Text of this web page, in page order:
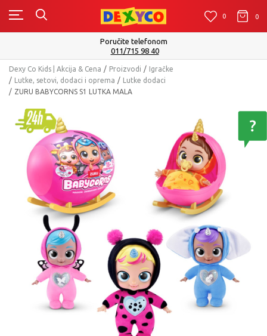
0 0 0
Poručite telefonom
011/715 98 40
Dexy Co Kids | Akcija & Cena Proizvodi
Igračke
Lutke, setovi, dodaci i oprema
Lutke dodaci
ZURU BABYCORNS S1 LUTKA MALA